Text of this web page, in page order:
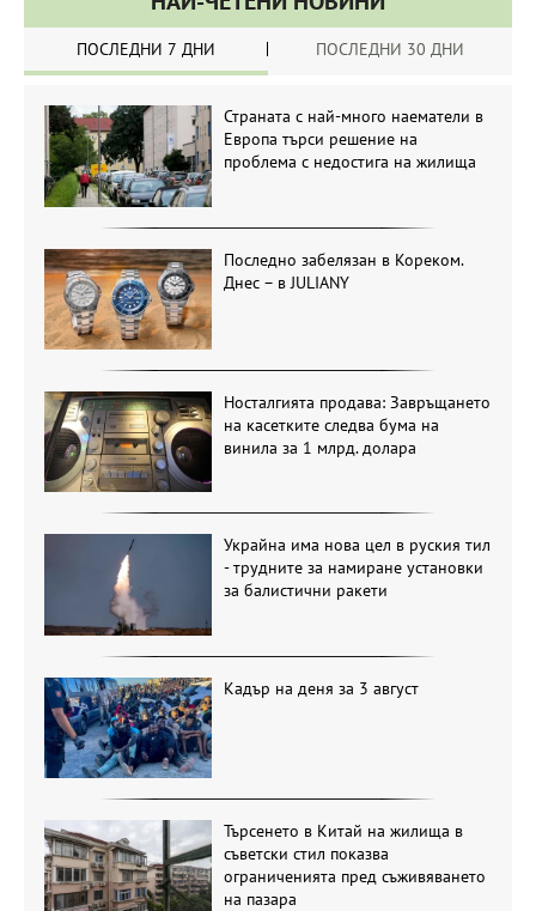
ПОСЛЕДНИ 7 ДНИ ПОСЛЕДНИ 30 ДНИ
Страната с най-много наематели в
Европа търси решение на
проблема с недостига на жилища
Последно забелязан в Кореком.
Днес – в JULIANY
Носталгията продава: Завръщането
на касетките следва бума на
винила за 1 млрд. долара
Украйна има нова цел в руския тил
- трудните за намиране установки
за балистични ракети
Кадър на деня за 3 август
Търсенето в Китай на жилища в
съветски стил показва
ограниченията пред съживяването
на пазара